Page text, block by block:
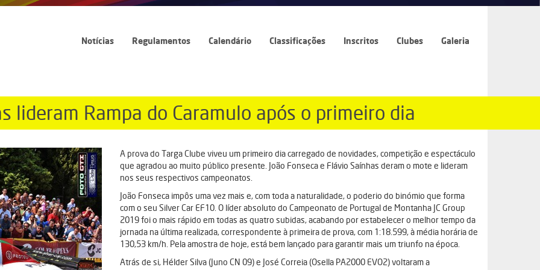
Notícias Regulamentos Calendário Classificações Inscritos Clubes Galeria
lideram Rampa do Caramulo após o primeiro dia
A prova do Targa Clube viveu um primeiro dia carregado de novidades, competição e espectáculo
que agradou ao muito público presente. João Fonseca e Flávio Saínhas deram o mote e lideram
nos seus respectivos campeonatos.
João Fonseca impôs uma vez mais e, com toda a naturalidade, o poderio do binómio que forma
com o seu Silver Car EF10. O líder absoluto do Campeonato de Portugal de Montanha JC Group
2019 foi o mais rápido em todas as quatro subidas, acabando por estabelecer o melhor tempo da
jornada na última realizada, correspondente à primeira de prova, com 1:18.599, à média horária de
130,53 km/h. Pela amostra de hoje, está bem lançado para garantir mais um triunfo na época.
Atrás de si, Hélder Silva (Juno CN 09) e José Correia (Osella PA2000 EVO2) voltaram a